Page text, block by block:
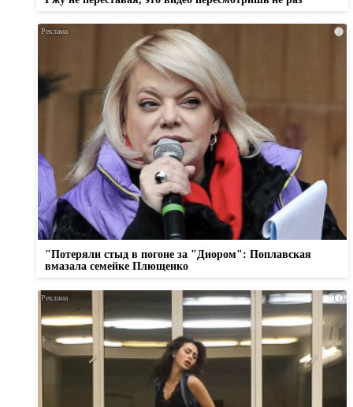
i
"Потеряли стыд в погоне за "Диором": Поплавская
вмазала семейке Плющенко
i